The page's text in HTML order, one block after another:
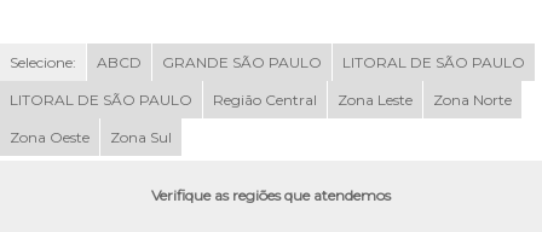
Selecione: ABCD GRANDE SÃO PAULO LITORAL DE SÃO PAULO
LITORAL DE SÃO PAULO Região Central Zona Leste Zona Norte
Zona Oeste Zona Sul
Verifique as regiões que atendemos